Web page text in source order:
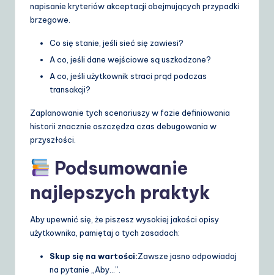
napisanie kryteriów akceptacji obejmujących przypadki
brzegowe.
Co się stanie, jeśli sieć się zawiesi?
A co, jeśli dane wejściowe są uszkodzone?
A co, jeśli użytkownik straci prąd podczas
transakcji?
Zaplanowanie tych scenariuszy w fazie definiowania
historii znacznie oszczędza czas debugowania w
przyszłości.
Podsumowanie
najlepszych praktyk
Aby upewnić się, że piszesz wysokiej jakości opisy
użytkownika, pamiętaj o tych zasadach:
Skup się na wartości:Zawsze jasno odpowiadaj
na pytanie „Aby…”.